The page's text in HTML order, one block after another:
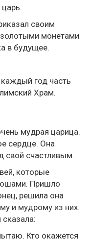
своим
золотыми монетами
в будущее.
год часть
Храм.
мудрая царица.
сердце. Она
свой счастливым.
которые
Пришло
решила она
и мудрому из них.
Кто окажется